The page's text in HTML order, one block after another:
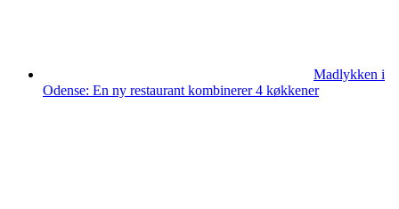
Madlykken i
Odense: En ny restaurant kombinerer 4 køkkener